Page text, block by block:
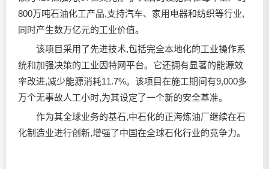
800万吨石油化工产品,支持汽车、家用电器和纺织等行业,
同时产生数万亿元的工业价值。
该项目采用了先进技术,包括完全本地化的工业操作系
统和加强决策的工业因特网平台。它还拥有显著的能源效
率改进,减少能源消耗11.7%。该项目在施工期间有9,000多
万个无事故人工小时,为其设定了一个新的安全基准。
作为其全球业务的基石,中石化的正海炼油厂继续在石
化制造业进行创新,增强了中国在全球石化行业的竞争力。